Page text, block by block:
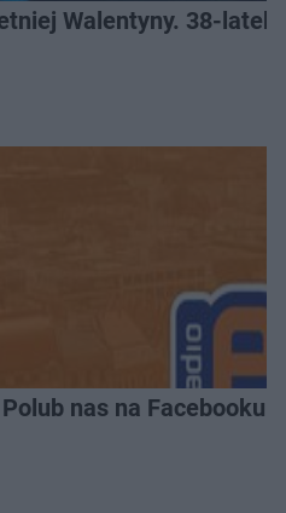
Walentyny. 38-
nas na Facebooku!